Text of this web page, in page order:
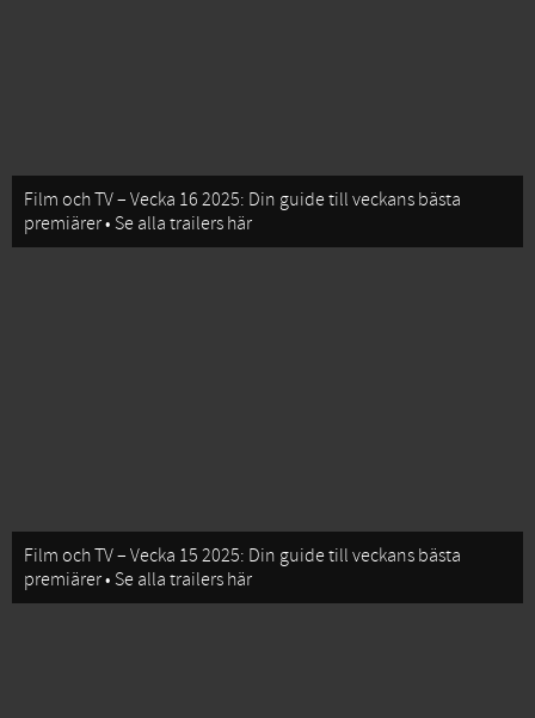
Film och TV – Vecka 16 2025: Din guide till veckans bästa
premiärer • Se alla trailers här
Film och TV – Vecka 15 2025: Din guide till veckans bästa
premiärer • Se alla trailers här